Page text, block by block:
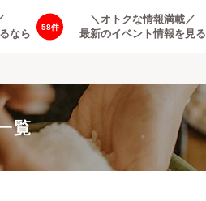
58
なら
＼オトクな情報満載／
最新のイベント情報を見る
覧